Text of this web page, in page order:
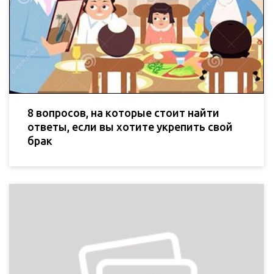
8 вопросов, на которые стоит найти
ответы, если вы хотите укрепить свой
брак